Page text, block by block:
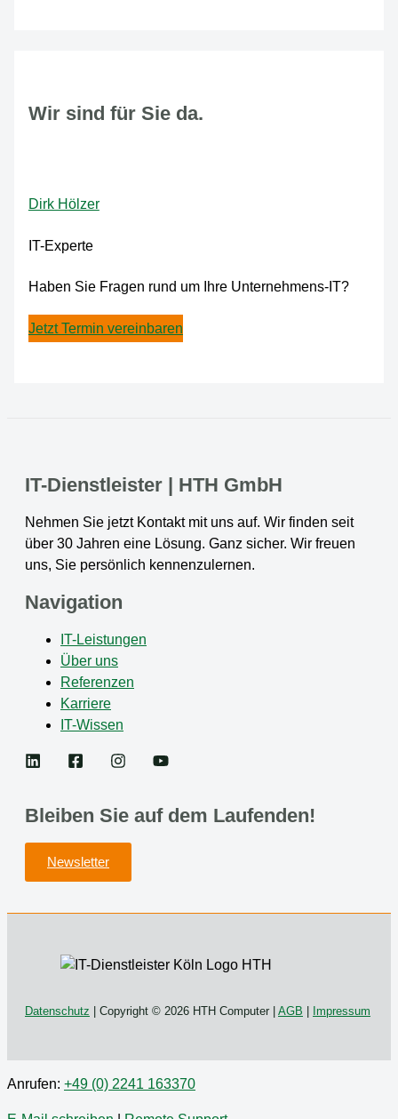
Wir sind für Sie da.
Dirk Hölzer
IT-Experte
Haben Sie Fragen rund um Ihre Unternehmens-IT?
Jetzt Termin vereinbaren
IT-Dienstleister | HTH GmbH
Nehmen Sie jetzt Kontakt mit uns auf. Wir finden seit
über 30 Jahren eine Lösung. Ganz sicher. Wir freuen
uns, Sie persönlich kennenzulernen.
Navigation
IT-Leistungen
Über uns
Referenzen
Karriere
IT-Wissen
Bleiben Sie auf dem Laufenden!
Newsletter
Datenschutz | Copyright © 2026 HTH Computer | AGB Impressum
Anrufen: +49 (0) 2241 163370